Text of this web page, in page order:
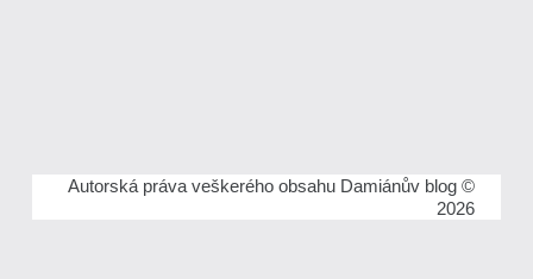
Autorská práva veškerého obsahu Damiánův blog ©
2026